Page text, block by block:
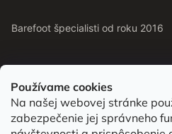
Používame cookies
Na našej webovej stránke
zabezpečenie jej správneho
Barefoot špecialisti od roku 2016
Od roku 2016 pomáhame vyberať
chodidla. Nájdete nás aj v predajni v